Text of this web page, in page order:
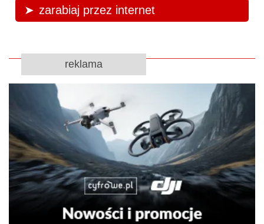
zarabiaj przez internet
reklama